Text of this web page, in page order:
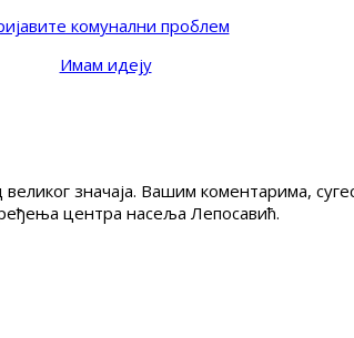
комунални проблем
Имам идеју
значаја. Вашим коментарима,
центра насеља Лепосавић.